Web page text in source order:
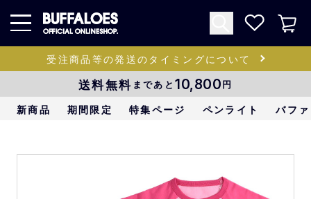
受注商品等の発送のタイミングについて
送料無料 まであと 10,800円
新商品 期間限定 特集ページ ペンライト バフ